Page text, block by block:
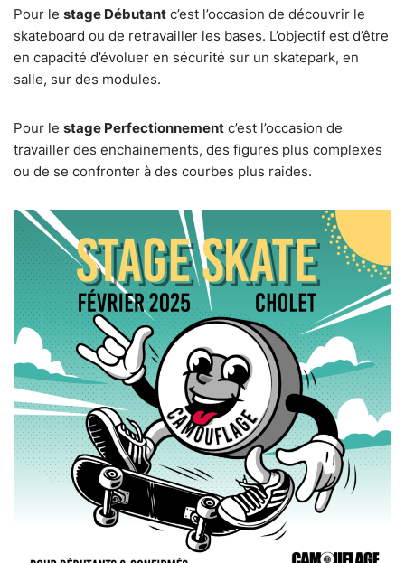
Pour le stage Débutant c’est l’occasion de découvrir le
skateboard ou de retravailler les bases. L’objectif est d’être
en capacité d’évoluer en sécurité sur un skatepark, en
salle, sur des modules.
Pour le stage Perfectionnement c’est l’occasion de
travailler des enchainements, des figures plus complexes
ou de se confronter à des courbes plus raides.